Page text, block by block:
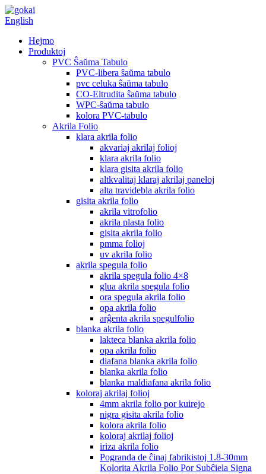
English
Hejmo
Produktoj
PVC Ŝaŭma Tabulo
PVC-libera ŝaŭma tabulo
pvc celuka ŝaŭma tabulo
CO-Eltrudita ŝaŭma tabulo
WPC-ŝaŭma tabulo
kolora PVC-tabulo
Akrila Folio
klara akrila folio
akvariaj akrilaj folioj
klara akrila folio
klara gisita akrila folio
altkvalitaj klaraj akrilaj paneloj
alta travidebla akrila folio
gisita akrila folio
akrila vitrofolio
akrila plasta folio
gisita akrila folio
pmma folioj
uv akrila folio
akrila spegula folio
akrila spegula folio 4×8
glua akrila spegula folio
ora spegula akrila folio
opa akrila folio
arĝenta akrila spegulfolio
blanka akrila folio
lakteca blanka akrila folio
opa akrila folio
diafana blanka akrila folio
blanka akrila folio
blanka maldiafana akrila folio
koloraj akrilaj folioj
4mm akrila folio por kuirejo
nigra gisita akrila folio
kolora akrila folio
koloraj akrilaj folioj
iriza akrila folio
Pogranda de ĉinaj fabrikistoj 1.8-30mm
Kolorita Akrila Folio Por Subĉiela Signa